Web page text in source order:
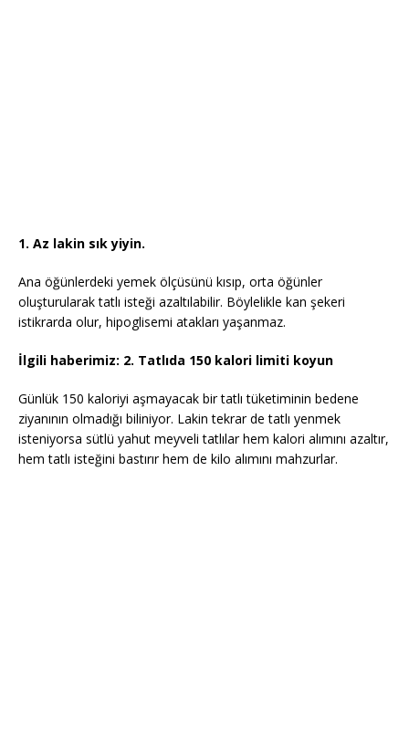
1. Az lakin sık yiyin.
Ana öğünlerdeki yemek ölçüsünü kısıp, orta öğünler
oluşturularak tatlı isteği azaltılabilir. Böylelikle kan şekeri
istikrarda olur, hipoglisemi atakları yaşanmaz.
İlgili haberimiz: 2. Tatlıda 150 kalori limiti koyun
Günlük 150 kaloriyi aşmayacak bir tatlı tüketiminin bedene
ziyanının olmadığı biliniyor. Lakin tekrar de tatlı yenmek
isteniyorsa sütlü yahut meyveli tatlılar hem kalori alımını azaltır,
hem tatlı isteğini bastırır hem de kilo alımını mahzurlar.